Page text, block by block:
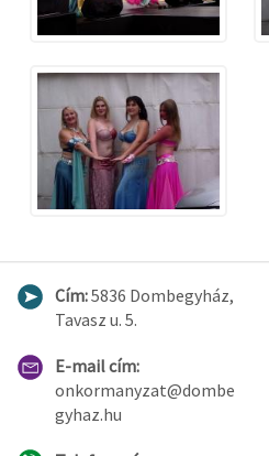
Cím:5836 Dombegyház,
Tavasz u. 5.
E-mail cím:
onkormanyzat@dombe
gyhaz.hu